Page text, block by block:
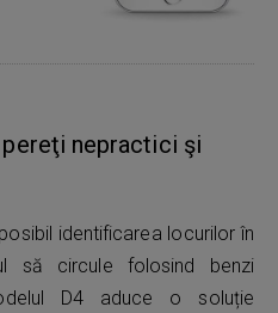
nepractici şi
identificarea locurilor în
să circule folosind benzi
D4 aduce o soluție